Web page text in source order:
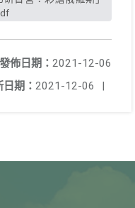
發佈日期： 2021-12-06
期： 2021-12-06 |